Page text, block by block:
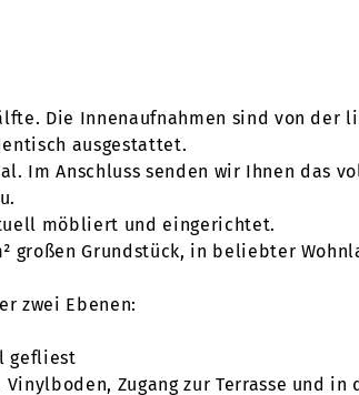
Die Innenaufnahmen sind von der
ausgestattet.
Im Anschluss senden wir Ihnen das
möbliert und eingerichtet.
großen Grundstück, in beliebter
zwei Ebenen:
gefliest
Zugang zur Terrasse und in